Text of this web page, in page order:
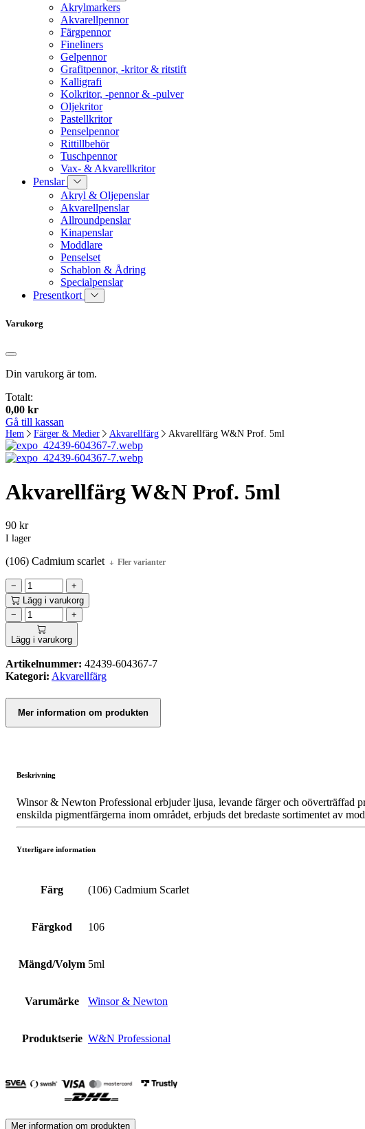
Akrylmarkers
Akvarellpennor
Färgpennor
Fineliners
Gelpennor
Grafitpennor, -kritor & ritstift
Kalligrafi
Kolkritor, -pennor & -pulver
Oljekritor
Pastellkritor
Penselpennor
Rittillbehör
Tuschpennor
Vax- & Akvarellkritor
Penslar
Akryl & Oljepenslar
Akvarellpenslar
Allroundpenslar
Kinapenslar
Moddlare
Penselset
Schablon & Ådring
Specialpenslar
Presentkort
Varukorg
Din varukorg är tom.
Totalt:
0,00 kr
Gå till kassan
Hem Färger & Medier Akvarellfärg Akvarellfärg W&N Prof. 5ml
Akvarellfärg W&N Prof. 5ml
90 kr
I lager
(106) Cadmium scarlet Fler varianter
−
+
Lägg i varukorg
−
+
Lägg i varukorg
Artikelnummer: 42439-604367-7
Kategori: Akvarellfärg
Mer information om produkten
Beskrivning
Winsor & Newton Professional erbjuder ljusa, levande färger och oöverträffad
enskilda pigmentfärgerna inom området, erbjuds det bredaste sortimentet av
Ytterligare information
Färg (106) Cadmium Scarlet
Färgkod 106
Mängd/Volym 5ml
Varumärke Winsor & Newton
Produktserie W&N Professional
Mer information om produkten